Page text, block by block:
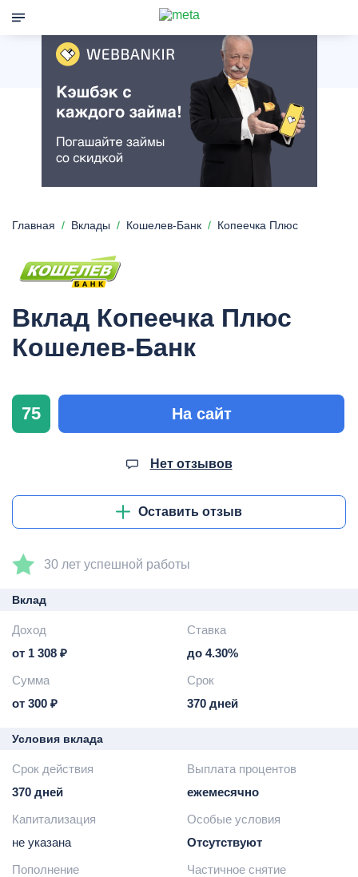
Главная Вклады Кошелев-Банк Копеечка Плюс
Вклад Копеечка Плюс
Кошелев-Банк
75 На сайт
Нет отзывов
Оставить отзыв
30 лет успешной работы
Вклад
Доход
от 1 308 ₽
Ставка
до 4.30%
Сумма
от 300 ₽
Срок
370 дней
Условия вклада
Срок действия
370 дней
Выплата процентов
ежемесячно
Капитализация
не указана
Особые условия
Отсутствуют
Пополнение
Частичное снятие